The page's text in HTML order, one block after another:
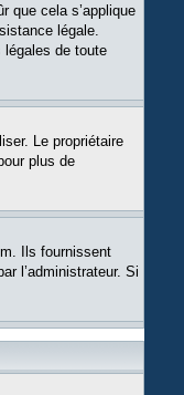
que cela s’applique
légale.
légales de toute
Le propriétaire
plus de
Ils fournissent
l’administrateur. Si